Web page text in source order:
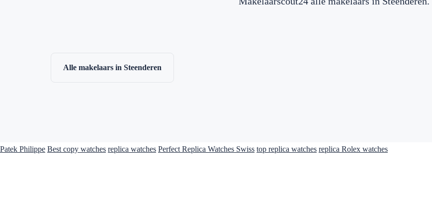
Alle makelaars in Steenderen
Patek Philippe Best copy watches replica watches Perfect Replica Watches Swiss top replica watches replica Rolex watches